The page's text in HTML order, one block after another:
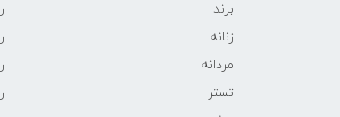
برند
زنانه
مردانه
تستر